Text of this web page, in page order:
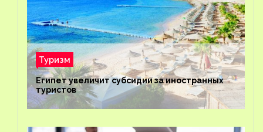
Туризм
Египет увеличит субсидии за иностранных
туристов